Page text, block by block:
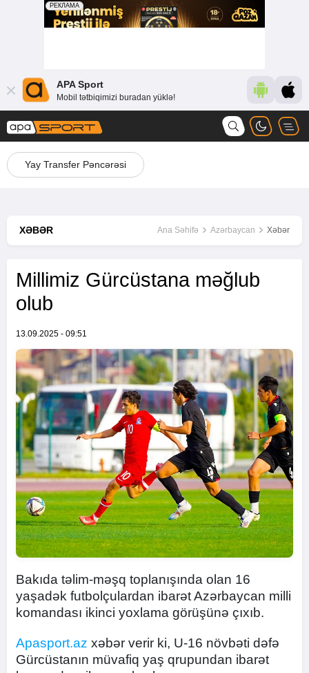
APA Sport
Mobil tətbiqimizi buradan yüklə!
Yay Transfer Pəncərəsi
XƏBƏR Ana Səhifə Azərbaycan Xəbər
Millimiz Gürcüstana məğlub
olub
13.09.2025 - 09:51
Bakıda təlim-məşq toplanışında olan 16
yaşadək futbolçulardan ibarət Azərbaycan milli
komandası ikinci yoxlama görüşünə çıxıb.
Apasport.az xəbər verir ki, U-16 növbəti dəfə
Gürcüstanın müvafiq yaş qrupundan ibarət